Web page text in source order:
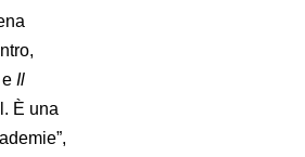
Il
È una